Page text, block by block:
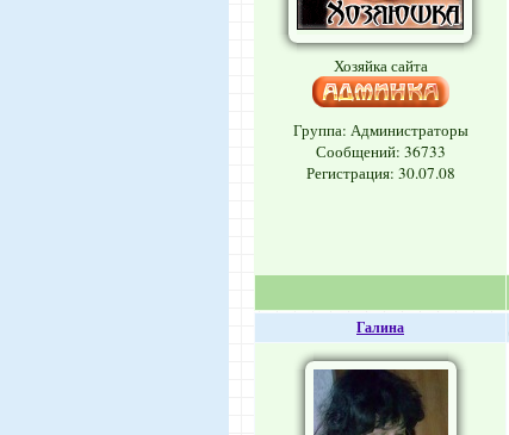
Хозяйка сайта
Группа: Администраторы
Сообщений: 36733
Регистрация: 30.07.08
Галина